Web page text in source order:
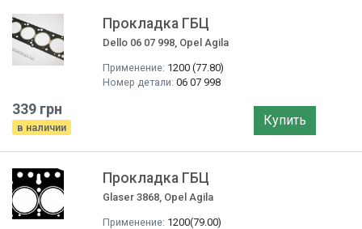
Прокладка ГБЦ
Dello 06 07 998, Opel Agila
Применение: 1200 (77.80)
Номер детали: 06 07 998
339 грн
в наличии Купить
Прокладка ГБЦ
Glaser 3868, Opel Agila
Применение: 1200(79.00)